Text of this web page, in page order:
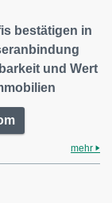
bestätigen in
und Wert
mehr